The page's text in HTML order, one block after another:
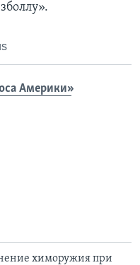
Америки»
химоружия при